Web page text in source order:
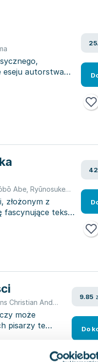
eseju autorstwa
Abe Ryūnosuke Akutagawa
złożonym z
fascynujące teksty
Christian Andersen ,
może
pisarzy te
9.85
Do